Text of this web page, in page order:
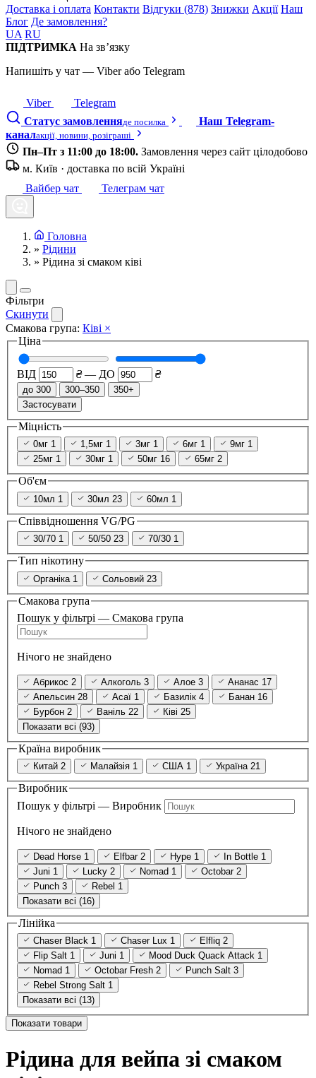
Доставка і оплата Контакти Відгуки (878) Знижки Акції Наш
Блог Де замовлення?
UA RU
ПІДТРИМКА На зв’язку
Напишіть у чат — Viber або Telegram
Viber
Telegram
Статус замовленняде посилка
Наш Telegram-
каналакції, новини, розіграші
Пн–Пт з 11:00 до 18:00. Замовлення через сайт цілодобово
м. Київ · доставка по всій Україні
Вайбер чат
Телеграм чат
Головна
» Рідини
» Рідина зі смаком ківі
Фільтри
Скинути
Смакова група: Ківі ×
Ціна
ВІД ₴ — ДО ₴
до 300 300–350
350+
Застосувати
Міцність
0мг 1 1,5мг 1 3мг 1 6мг 1 9мг 1
25мг 1 30мг 1 50мг 16 65мг 2
Об'єм
10мл 1 30мл 23 60мл 1
Співвідношення VG/PG
30/70 1 50/50 23 70/30 1
Тип нікотину
Органіка 1 Сольовий 23
Смакова група
Пошук у фільтрі — Смакова група
Нічого не знайдено
Абрикос 2 Алкоголь 3 Алое 3 Ананас 17
Апельсин 28 Асаї 1 Базилік 4 Банан 16
Бурбон 2 Ваніль 22 Ківі 25
Показати всі (93)
Країна виробник
Китай 2 Малайзія 1 США 1 Україна 21
Виробник
Пошук у фільтрі — Виробник
Нічого не знайдено
Dead Horse 1 Elfbar 2 Hype 1 In Bottle 1
Juni 1 Lucky 2 Nomad 1 Octobar 2
Punch 3 Rebel 1
Показати всі (16)
Лінійка
Chaser Black 1 Chaser Lux 1 Elfliq 2
Flip Salt 1 Juni 1 Mood Duck Quack Attack 1
Nomad 1 Octobar Fresh 2 Punch Salt 3
Rebel Strong Salt 1
Показати всі (13)
Показати товари
Рідина для вейпа зі смаком